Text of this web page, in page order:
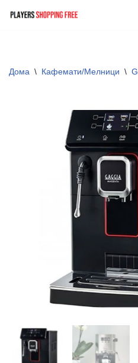
Дома \ Кафемати/Мелници \